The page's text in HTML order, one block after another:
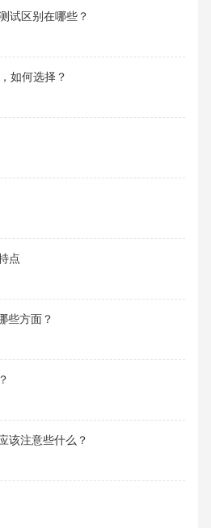
试区别在哪些？
如何选择？
点
些方面？
该注意些什么？